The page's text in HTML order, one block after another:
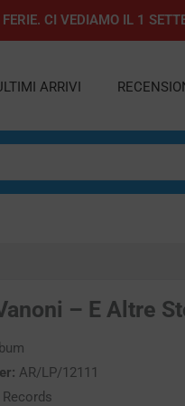
CI VEDIAMO IL 1
ARRIVI
– E Altre
AR/LP/12111